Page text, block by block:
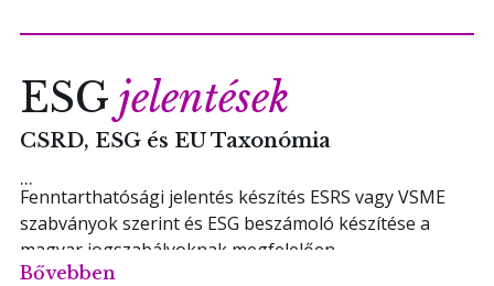
Többet szeretnék megtudni!
ESG jelentések
CSRD, ESG és EU Taxonómia
Fenntarthatósági jelentés készítés ESRS vagy VSME
szabványok szerint és ESG beszámoló készítése a
magyar jogszabályoknak megfelelően.
Bővebben